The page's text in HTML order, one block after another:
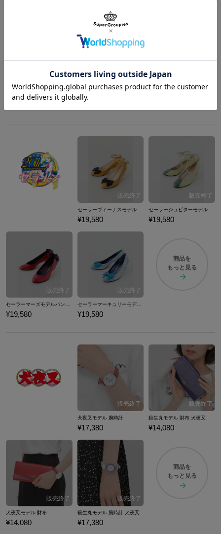
クロウカードの本ブック型スマートフォンケース（6/6s用) スマホケース カードキャプターさくら
もっと見る
セーラーヴィーナスモデルパンプス パンプス 美少女戦士セーラームーン
¥19,580 ¥19,580
¥19,580
セーラーマーキュリーモデルパンプス パンプス 美少女戦士セーラームーン
¥19,580
商品を
もっと見る
犬夜叉モデル 腕時計
¥17,380
殺生丸モデル 財布 犬夜叉
¥14,080
犬夜叉モデル 財布
¥14,080
殺生丸モデル 腕時計 犬夜叉
¥17,380
商品を
もっと見る